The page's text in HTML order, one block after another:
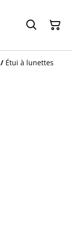
/ Étui à lunettes